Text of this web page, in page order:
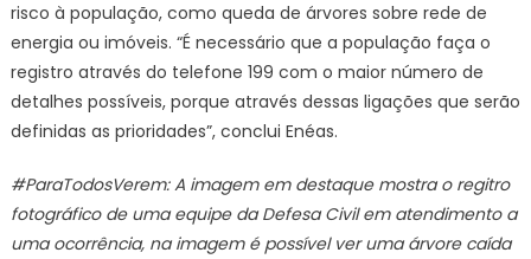
risco à população, como queda de árvores sobre rede de
energia ou imóveis. “É necessário que a população faça o
registro através do telefone 199 com o maior número de
detalhes possíveis, porque através dessas ligações que serão
definidas as prioridades”, conclui Enéas.
#ParaTodosVerem: A imagem em destaque mostra o regitro
fotográfico de uma equipe da Defesa Civil em atendimento a
uma ocorrência, na imagem é possível ver uma árvore caída